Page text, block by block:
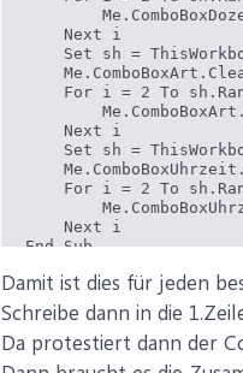
    Next i
Set sh =
For i = 2 To
    Next i
Set sh =
For i = 2 To
    Next i
End Sub
Private Sub
Dim
If
Damit ist dies für jeden
Schreibe dann in die
Da protestiert dann der